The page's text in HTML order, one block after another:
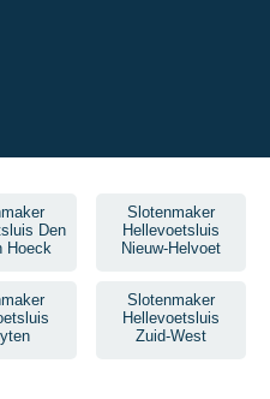
Den
Hoeck
Slotenmaker
Hellevoetsluis
Nieuw-Helvoet
Slotenmaker
Hellevoetsluis
Zuid-West